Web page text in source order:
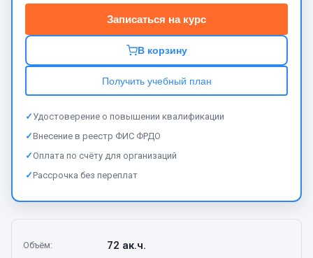
Объём: 72 ак.ч.
Записаться на курс
В корзину
Получить учебный план
✓ Удостоверение о повышении квалификации
✓Внесение в реестр ФИС ФРДО
✓Оплата по счёту для организаций
✓Рассрочка без переплат